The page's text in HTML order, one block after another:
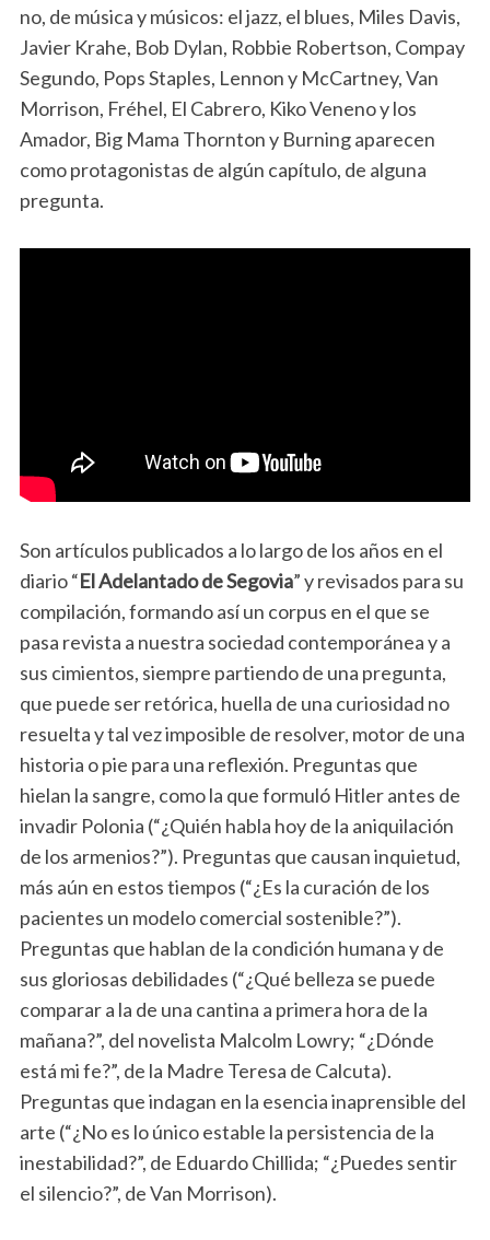
no, de música y músicos: el jazz, el blues, Miles Davis,
Javier Krahe, Bob Dylan, Robbie Robertson, Compay
Segundo, Pops Staples, Lennon y McCartney, Van
Morrison, Fréhel, El Cabrero, Kiko Veneno y los
Amador, Big Mama Thornton y Burning aparecen
como protagonistas de algún capítulo, de alguna
pregunta.
Son artículos publicados a lo largo de los años en el
diario “El Adelantado de Segovia” y revisados para su
compilación, formando así un corpus en el que se
pasa revista a nuestra sociedad contemporánea y a
sus cimientos, siempre partiendo de una pregunta,
que puede ser retórica, huella de una curiosidad no
resuelta y tal vez imposible de resolver, motor de una
historia o pie para una reflexión. Preguntas que
hielan la sangre, como la que formuló Hitler antes de
invadir Polonia (“¿Quién habla hoy de la aniquilación
de los armenios?”). Preguntas que causan inquietud,
más aún en estos tiempos (“¿Es la curación de los
pacientes un modelo comercial sostenible?”).
Preguntas que hablan de la condición humana y de
sus gloriosas debilidades (“¿Qué belleza se puede
comparar a la de una cantina a primera hora de la
mañana?”, del novelista Malcolm Lowry; “¿Dónde
está mi fe?”, de la Madre Teresa de Calcuta).
Preguntas que indagan en la esencia inaprensible del
arte (“¿No es lo único estable la persistencia de la
inestabilidad?”, de Eduardo Chillida; “¿Puedes sentir
el silencio?”, de Van Morrison).